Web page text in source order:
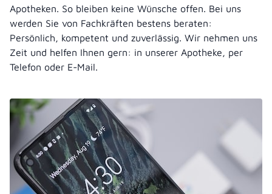
Apotheken. So bleiben keine Wünsche offen. Bei uns
werden Sie von Fachkräften bestens beraten:
Persönlich, kompetent und zuverlässig. Wir nehmen uns
Zeit und helfen Ihnen gern: in unserer Apotheke, per
Telefon oder E-Mail.